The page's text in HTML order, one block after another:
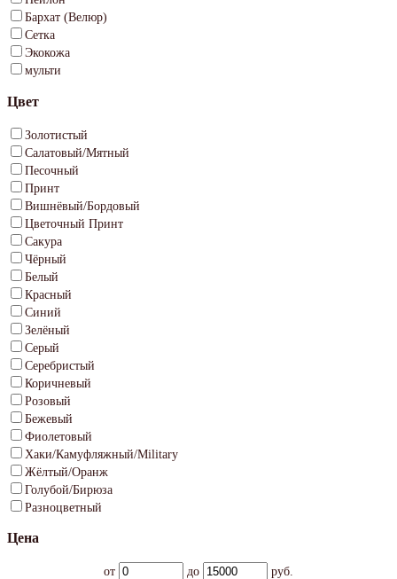
Бархат (Велюр)
Сетка
Экокожа
мульти
Цвет
Золотистый
Салатовый/Мятный
Песочный
Принт
Вишнёвый/Бордовый
Цветочный Принт
Сакура
Чёрный
Белый
Красный
Синий
Зелёный
Серый
Серебристый
Коричневый
Розовый
Бежевый
Фиолетовый
Хаки/Камуфляжный/Military
Жёлтый/Оранж
Голубой/Бирюза
Разноцветный
Цена
от до
руб.